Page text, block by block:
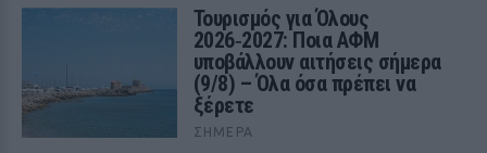
Τουρισμός για Όλους
2026‑2027: Ποια ΑΦΜ
υποβάλλουν αιτήσεις σήμερα
(9/8) – Όλα όσα πρέπει να
ξέρετε
ΣΉΜΕΡΑ